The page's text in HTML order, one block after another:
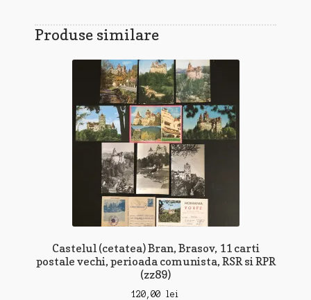
Produse similare
Castelul (cetatea) Bran, Brasov, 11 carti
postale vechi, perioada comunista, RSR si RPR
(zz89)
120,00 lei